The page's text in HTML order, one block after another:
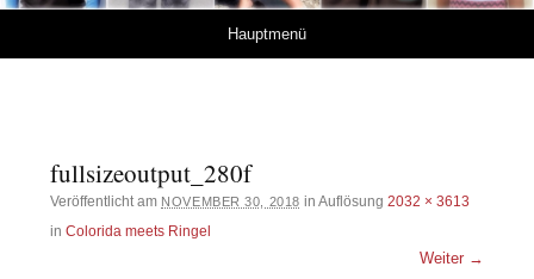
Hauptmenü
fullsizeoutput_280f
Veröffentlicht am NOVEMBER 30, 2018 in Auflösung 2032 × 3613
inColorida meets Ringel
Weiter →